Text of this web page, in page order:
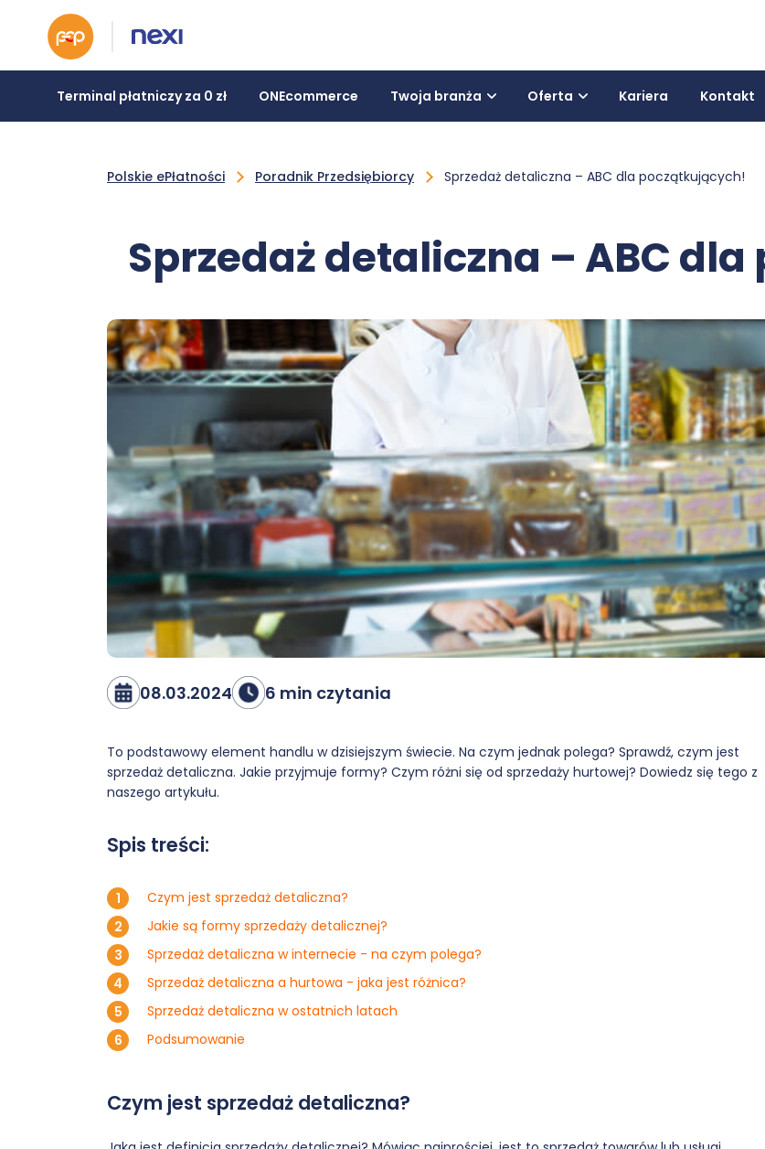
Terminal płatniczy za 0 zł ONEcommerce Twoja branża Oferta Kariera Kontakt
Polskie ePłatności Poradnik Przedsiębiorcy Sprzedaż detaliczna – ABC dla początkujących!
Sprzedaż detaliczna – ABC
08.03.2024 6 min czytania
To podstawowy element handlu w dzisiejszym świecie. Na czym jednak polega? Sprawdź, czym jest
sprzedaż detaliczna. Jakie przyjmuje formy? Czym różni się od sprzedaży hurtowej? Dowiedz się tego z
naszego artykułu.
Spis treści:
Czym jest sprzedaż detaliczna?
Jakie są formy sprzedaży detalicznej?
Sprzedaż detaliczna w internecie - na czym polega?
Sprzedaż detaliczna a hurtowa - jaka jest różnica?
Sprzedaż detaliczna w ostatnich latach
Podsumowanie
Czym jest sprzedaż detaliczna?